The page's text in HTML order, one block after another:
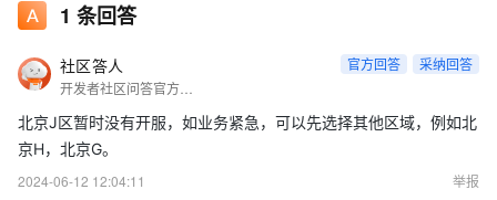
1 条回答
社区答人 官方回答 采纳回答
北京J区暂时没有开服，如业务紧急，可以先选择其他区域，例如北
京H，北京G。
2024-06-12 12:04:11
举报